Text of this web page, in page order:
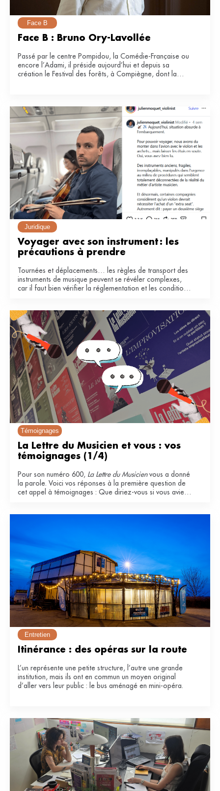
Face B
Face B : Bruno Ory-Lavollée
Passé par le centre Pompidou, la Comédie-Française ou
encore l’Adami, il préside aujourd’hui et depuis sa
création le Festival des forêts, à Compiègne, dont la
Juridique
Voyager avec son instrument : les
précautions à prendre
Tournées et déplacements… les règles de transport des
instruments de musique peuvent se révéler complexes,
car il faut bien vérifier la réglementation et les conditions
Témoignages
La Lettre du Musicien et vous : vos
témoignages (1/4)
Pour son numéro 600, La Lettre du Musicienvous a donné
la parole. Voici vos réponses à la première question de
cet appel à témoignages : Que diriez-vous si vous aviez
Entretien
Itinérance : des opéras sur la route
L’un représente une petite structure, l’autre une grande
institution, mais ils ont en commun un moyen original
d’aller vers leur public : le bus aménagé en mini-opéra.